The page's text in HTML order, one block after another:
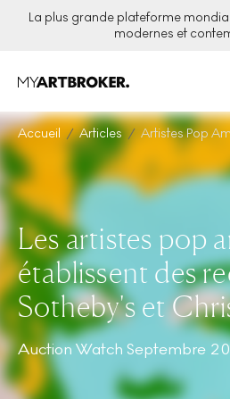
La plus grande plateforme
modernes et
Accueil Articles Artistes Pop
Les artistes pop
établissent des
Sotheby's et
Auction Watch Septembre